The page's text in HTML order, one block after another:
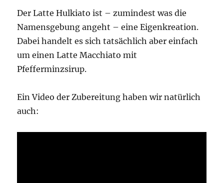
Der Latte Hulkiato ist – zumindest was die
Namensgebung angeht – eine Eigenkreation.
Dabei handelt es sich tatsächlich aber einfach
um einen Latte Macchiato mit
Pfefferminzsirup.
Ein Video der Zubereitung haben wir natürlich
auch: